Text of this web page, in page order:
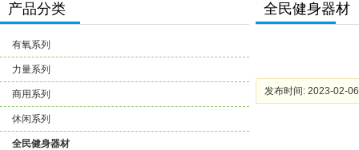
产品分类
有氧系列
力量系列
商用系列
休闲系列
全民健身器材
全民健身器材
发布时间: 2023-02-